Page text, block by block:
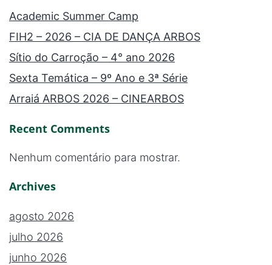
Academic Summer Camp
FIH2 – 2026 – CIA DE DANÇA ARBOS
Sítio do Carroção – 4° ano 2026
Sexta Temática – 9º Ano e 3ª Série
Arraiá ARBOS 2026 – CINEARBOS
Recent Comments
Nenhum comentário para mostrar.
Archives
agosto 2026
julho 2026
junho 2026